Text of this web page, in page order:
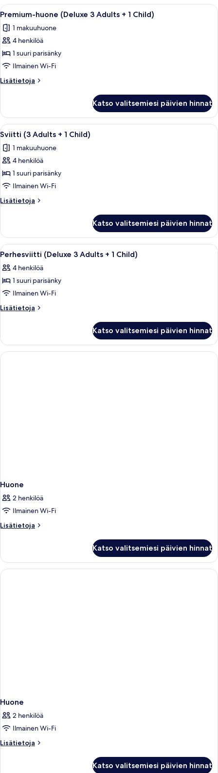
1
Avaa
kaikki
huonetyypin
Premium-
huone
(Deluxe
3
Adults
1
Child)
kuvat
Moderni hotellihuone, jossa on
5
Premium-huone (Deluxe 3 Adults + 1 Child)
1 makuuhuone
4 henkilöä
1 suuri parisänky
Ilmainen Wi-Fi
Lisätietoja
Lisätietoja
(Deluxe
Adults
Child)
Katso valitsemiesi päivien hinnat
Avaa
kaikki
huonetyypin
Sviitti
(3
Adults
+
1
kuvat
Hotellihuone, jossa on sänky,
4
Sviitti (3 Adults + 1 Child)
1 makuuhuone
4 henkilöä
1 suuri parisänky
Ilmainen Wi-Fi
Lisätietoja
Lisätietoja
Adults
1
Katso valitsemiesi päivien hinnat
Avaa
kaikki
huonetyypin
Perhesviitti
(Deluxe
3
1
Child)
kuvat
Moderni hotellihuone, jossa on
6
Perhesviitti (Deluxe 3 Adults + 1 Child)
4 henkilöä
1 suuri parisänky
Ilmainen Wi-Fi
Lisätietoja
Lisätietoja
3
Adults
+
Katso valitsemiesi päivien hinnat
Huone
2 henkilöä
Ilmainen Wi-Fi
Lisätietoja
Lisätietoja
Katso valitsemiesi päivien hinnat
Huone
2 henkilöä
Ilmainen Wi-Fi
Lisätietoja
Lisätietoja
Katso valitsemiesi päivien hinnat